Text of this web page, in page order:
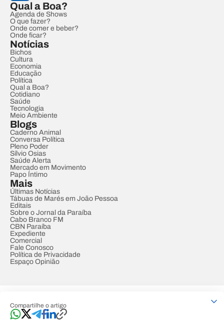
Compartilhe o artigo
Qual a Boa?
Agenda de Shows
O que fazer?
Onde comer e beber?
Onde ficar?
Notícias
Bichos
Cultura
Economia
Educação
Política
Qual a Boa?
Cotidiano
Saúde
Tecnologia
Meio Ambiente
Blogs
Caderno Animal
Conversa Política
Pleno Poder
Sílvio Osias
Saúde Alerta
Mercado em Movimento
Papo Íntimo
Mais
Últimas Notícias
Tábuas de Marés em João Pessoa
Editais
Sobre o Jornal da Paraíba
Cabo Branco FM
CBN Paraíba
Expediente
Comercial
Fale Conosco
Política de Privacidade
Espaço Opinião
Developed by Designed by